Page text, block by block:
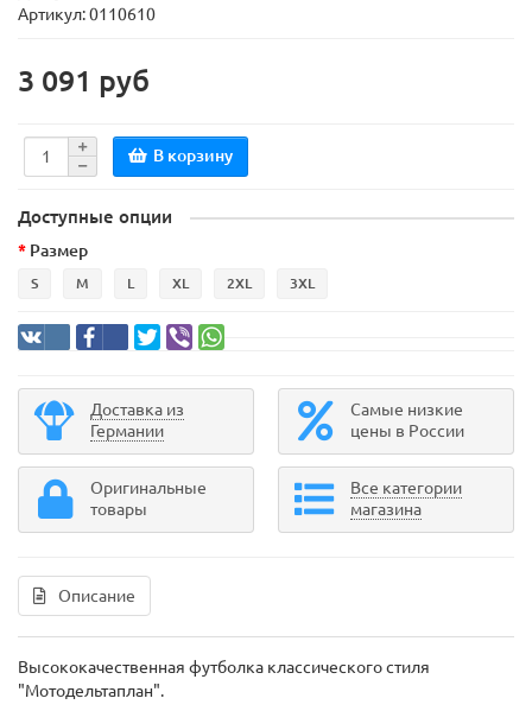
Артикул: 0110610
3 091 руб
В корзину
Доступные опции
Размер
S M L XL 2XL 3XL
Доставка из
Германии
Самые низкие
цены в России
Оригинальные
товары
Все категории
магазина
Описание
Высококачественная футболка классического стиля
"Мотодельтаплан".